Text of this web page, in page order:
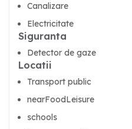
Canalizare
Electricitate
Siguranta
Detector de gaze
Locatii
Transport public
nearFoodLeisure
schools